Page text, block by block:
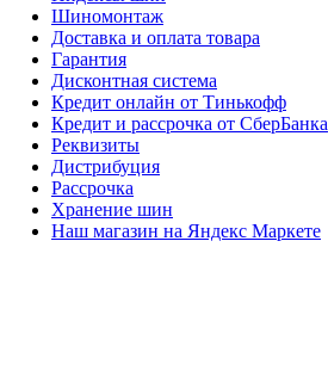
Шиномонтаж
Доставка и оплата товара
Гарантия
Дисконтная система
Кредит онлайн от Тинькофф
Кредит и рассрочка от СберБанка
Реквизиты
Дистрибуция
Рассрочка
Хранение шин
Наш магазин на Яндекс Маркете